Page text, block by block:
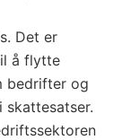
Det er
å flytte
bedrifter og